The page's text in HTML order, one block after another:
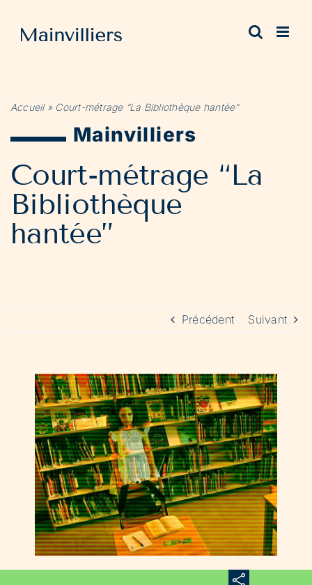
contenu
Accueil» Court-métrage “La Bibliothèque hantée”
Mainvilliers
Court-métrage “La
Bibliothèque
hantée”
Précédent Suivant